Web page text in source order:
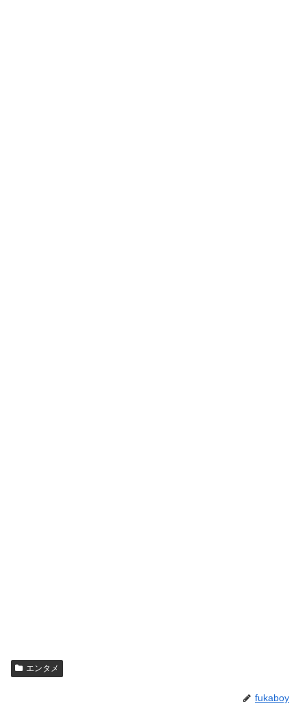
エンタメ
fukaboy